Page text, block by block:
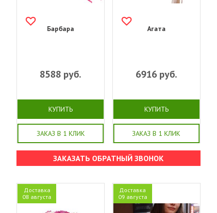
Барбара
8588 руб.
КУПИТЬ
ЗАКАЗ В 1 КЛИК
Агата
6916руб.
КУПИТЬ
ЗАКАЗ В 1 КЛИК
ЗАКАЗАТЬ ОБРАТНЫЙ ЗВОНОК
Доставка
08 августа
Доставка
09 августа